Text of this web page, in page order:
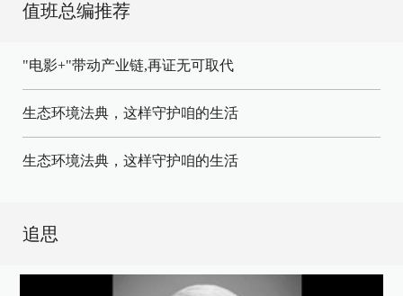
值班总编推荐
"电影+"带动产业链,再证无可取代
生态环境法典，这样守护咱的生活
生态环境法典，这样守护咱的生活
追思